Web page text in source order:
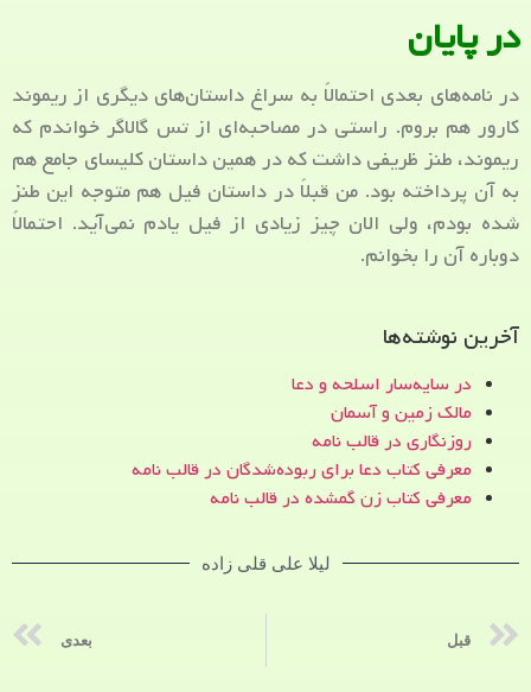
در پایان
در نامه‌های بعدی احتمالاً به سراغ داستان‌های دیگری از ریموند
کارور هم بروم. راستی در مصاحبه‌ای از تس گالاگر خواندم که
ریموند، طنز ظریفی داشت که در همین داستان کلیسای جامع هم
به آن پرداخته بود. من قبلاً در داستان فیل هم متوجه این طنز
شده بودم، ولی الان چیز زیادی از فیل یادم نمی‌آید. احتمالاً
دوباره آن را بخوانم.
آخرین نوشته‌ها
در سایه‌سار اسلحه و دعا
مالک زمین و آسمان
روزنگاری در قالب نامه
معرفی کتاب دعا برای ربوده‌شدگان در قالب نامه
معرفی کتاب زن‌ گمشده در قالب نامه
لیلا علی قلی زاده
قبل بعدی